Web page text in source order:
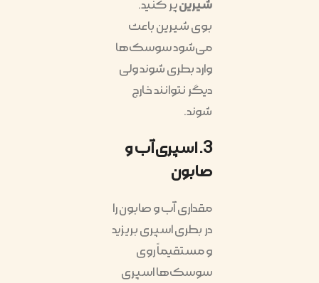
شیرینپر کنید.
بوی شیرین باعث
می‌شود سوسک‌ها
وارد بطری شوند ولی
دیگر نتوانند خارج
شوند.
3. اسپری آب و
صابون
مقداری آب و صابون را
در بطری اسپری بریزید
و مستقیماً روی
سوسک‌ها اسپری